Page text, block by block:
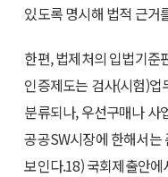
있도록 명시해 법적 근거
한편, 법제처의 입법기준
인증제도는 검사(시험)
분류되나, 우선구매나 사
공공SW시장에 한해서는
보인다.18) 국회제출안